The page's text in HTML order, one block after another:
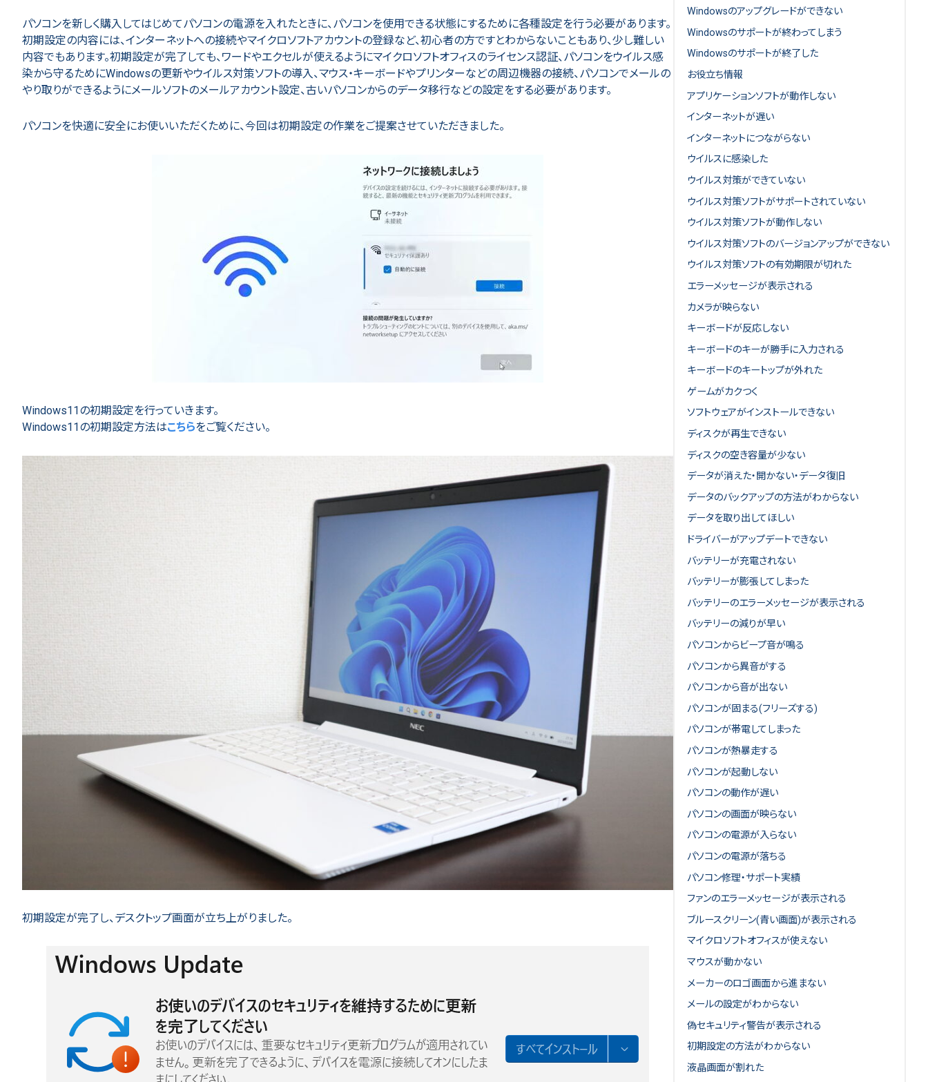
パソコンを新しく購入してはじめてパソコンの電源を入れたときに、パソコンを使用できる状態にするために各種設定を行う必要があります。
初期設定の内容には、インターネットへの接続やマイクロソフトアカウントの登録など、初心者の方ですとわからないこともあり、少し難しい
内容でもあります。初期設定が完了しても、ワードやエクセルが使えるようにマイクロソフトオフィスのライセンス認証、パソコンをウイルス感
染から守るためにWindowsの更新やウイルス対策ソフトの導入、マウス・キーボードやプリンターなどの周辺機器の接続、パソコンでメールの
やり取りができるようにメールソフトのメールアカウント設定、古いパソコンからのデータ移行などの設定をする必要があります。
パソコンを快適に安全にお使いいただくために、今回は初期設定の作業をご提案させていただきました。
Windows11の初期設定を行っていきます。
Windows11の初期設定方法はこちらをご覧ください。
初期設定が完了し、デスクトップ画面が立ち上がりました。
Windowsのアップグレードができない
Windowsのサポートが終わってしまう
Windowsのサポートが終了した
お役立ち情報
アプリケーションソフトが動作しない
インターネットが遅い
インターネットにつながらない
ウイルスに感染した
ウイルス対策ができていない
ウイルス対策ソフトがサポートされていない
ウイルス対策ソフトが動作しない
ウイルス対策ソフトのバージョンアップができない
ウイルス対策ソフトの有効期限が切れた
エラーメッセージが表示される
カメラが映らない
キーボードが反応しない
キーボードのキーが勝手に入力される
キーボードのキートップが外れた
ゲームがカクつく
ソフトウェアがインストールできない
ディスクが再生できない
ディスクの空き容量が少ない
データが消えた・開かない・データ復旧
データのバックアップの方法がわからない
データを取り出してほしい
ドライバーがアップデートできない
バッテリーが充電されない
バッテリーが膨張してしまった
バッテリーのエラーメッセージが表示される
バッテリーの減りが早い
パソコンからビープ音が鳴る
パソコンから異音がする
パソコンから音が出ない
パソコンが固まる(フリーズする)
パソコンが帯電してしまった
パソコンが熱暴走する
パソコンが起動しない
パソコンの動作が遅い
パソコンの画面が映らない
パソコンの電源が入らない
パソコンの電源が落ちる
パソコン修理・サポート実績
ファンのエラーメッセージが表示される
ブルースクリーン(青い画面)が表示される
マイクロソフトオフィスが使えない
マウスが動かない
メーカーのロゴ画面から進まない
メールの設定がわからない
偽セキュリティ警告が表示される
初期設定の方法がわからない
液晶画面が割れた